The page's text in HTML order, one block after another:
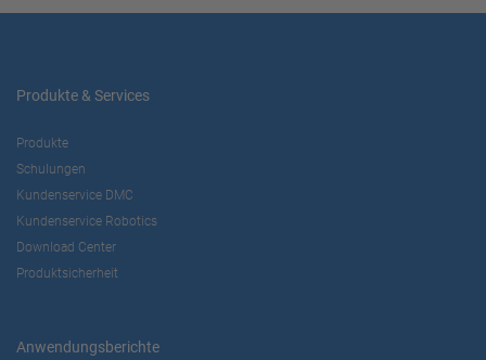
Produkte & Services
Produkte
Schulungen
Kundenservice DMC
Kundenservice Robotics
Download Center
Produktsicherheit
Anwendungsberichte